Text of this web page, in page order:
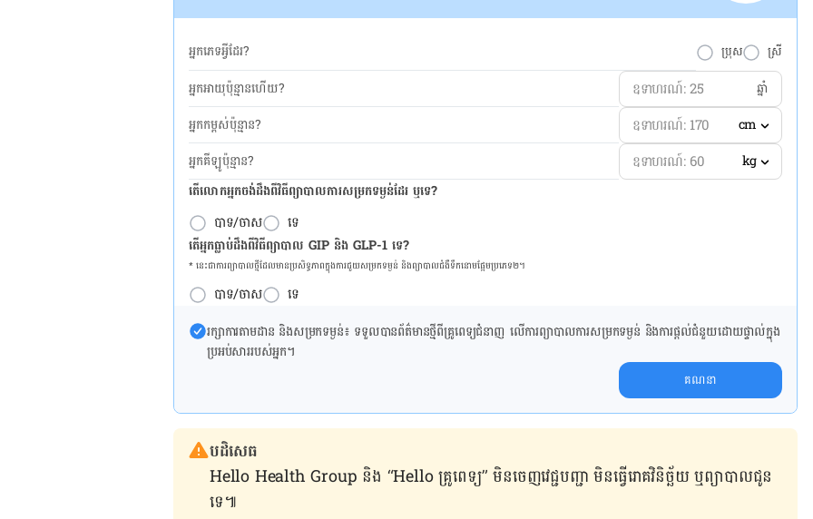
អ្នកភេទអ្វីដែរ? ប្រុស ស្រី
អ្នកអាយុប៉ុន្មានហើយ?
ឆ្នាំ
អ្នកកម្ពស់ប៉ុន្មាន?
cm
អ្នកគីឡូប៉ុន្មាន?
kg
តើលោកអ្នកចង់ដឹង​ពីវិធីព្យាបាលការសម្រកទម្ងន់ដែរ ឬទេ?
បាទ/ចាស ទេ
តើអ្នកធ្លាប់ដឹងពីវិធីព្យាបាល GIP និង GLP-1 ទេ?
* នេះ​ជា​ការ​ព្យា​បាល​ថ្មីដែល​​មាន​ប្រសិទ្ធ​ភាព​ក្នុង​ការ​ជួយ​សម្រក​ទម្ងន់ និង​ព្យា​បាល​ជំ​ងឺ​ទឹក​នោម​ផ្អែម​ប្រភេទ២។
បាទ/ចាស ទេ
រក្សា​ការ​តាមដាន និងសម្រក​ទម្ងន់៖ ទទួលបាន​ព័ត៌​មាន​ថ្មី​ពី​គ្រូពេទ្យ​ជំនាញ លើ​ការ​ព្យា​បាល​ការសម្រក​ទម្ងន់ និងការផ្តល់ជំនួយដោយផ្ទាល់​ក្នុង​
ប្រអប់​សារ​របស់​អ្នក។
គណនា
បដិសេធ
Hello Health Group និង “Hello គ្រូពេទ្យ” មិន​ចេញ​វេជ្ជបញ្ជា មិន​ធ្វើ​រោគវិនិច្ឆ័យ ឬ​ព្យាបាល​ជូន​
ទេ៕